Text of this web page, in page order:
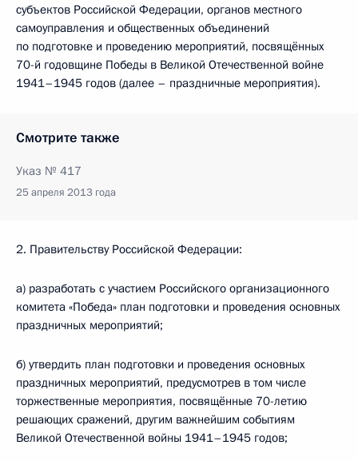
субъектов Российской Федерации, органов местного
самоуправления и общественных объединений
по подготовке и проведению мероприятий, посвящённых
70-й годовщине Победы в Великой Отечественной войне
1941–1945 годов (далее – праздничные мероприятия).
Смотрите также
Указ № 417
25 апреля 2013 года
2. Правительству Российской Федерации:
а) разработать с участием Российского организационного
комитета «Победа» план подготовки и проведения основных
праздничных мероприятий;
б) утвердить план подготовки и проведения основных
праздничных мероприятий, предусмотрев в том числе
торжественные мероприятия, посвящённые 70-летию
решающих сражений, другим важнейшим событиям
Великой Отечественной войны 1941–1945 годов;